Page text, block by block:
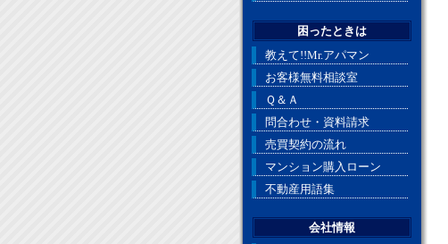
困ったときは
教えて!!Mr.アパマン
お客様無料相談室
Ｑ＆Ａ
問合わせ・資料請求
売買契約の流れ
マンション購入ローン
不動産用語集
会社情報